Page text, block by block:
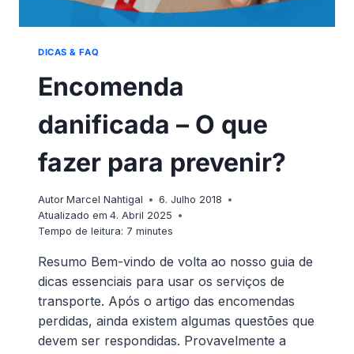
DICAS & FAQ
Encomenda
danificada – O que
fazer para prevenir?
Autor Marcel Nahtigal
6. Julho 2018
Atualizado em 4. Abril 2025
Tempo de leitura: 7 minutes
Resumo Bem-vindo de volta ao nosso guia de
dicas essenciais para usar os serviços de
transporte. Após o artigo das encomendas
perdidas, ainda existem algumas questões que
devem ser respondidas. Provavelmente a